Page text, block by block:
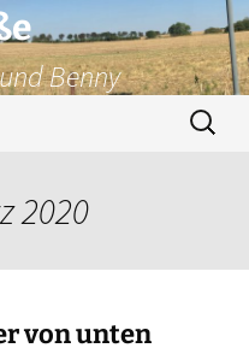
Benny
Suchen
nach:
2020
von unten